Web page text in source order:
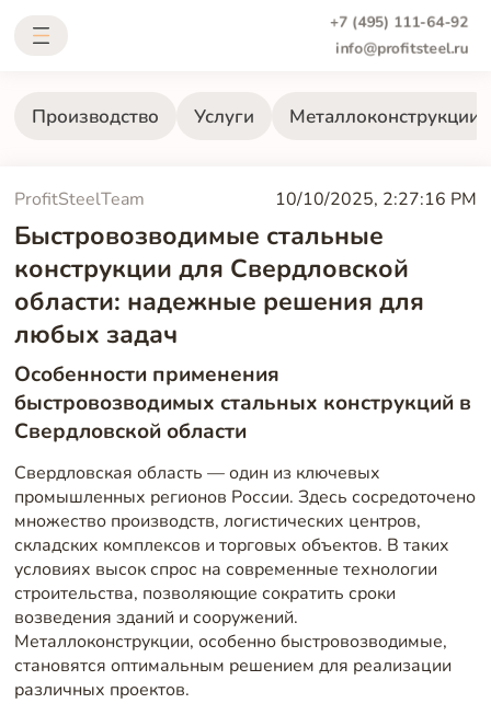
+7 (495) 111-64-92
info@profitsteel.ru
Производство Услуги Металлоконструкции
ProfitSteelTeam 10/10/2025, 2:27:16 PM
Быстровозводимые стальные
конструкции для Свердловской
области: надежные решения для
любых задач
Особенности применения
быстровозводимых стальных конструкций в
Свердловской области
Свердловская область — один из ключевых
промышленных регионов России. Здесь сосредоточено
множество производств, логистических центров,
складских комплексов и торговых объектов. В таких
условиях высок спрос на современные технологии
строительства, позволяющие сократить сроки
возведения зданий и сооружений.
Металлоконструкции, особенно быстровозводимые,
становятся оптимальным решением для реализации
различных проектов.